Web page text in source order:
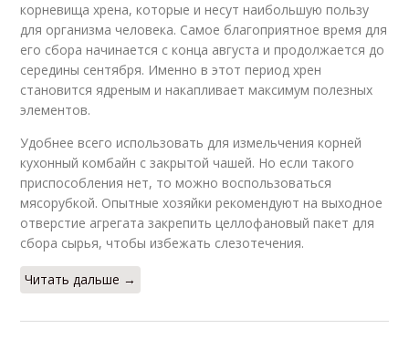
корневища хрена, которые и несут наибольшую пользу
для организма человека. Самое благоприятное время для
его сбора начинается с конца августа и продолжается до
середины сентября. Именно в этот период хрен
становится ядреным и накапливает максимум полезных
элементов.
Удобнее всего использовать для измельчения корней
кухонный комбайн с закрытой чашей. Но если такого
приспособления нет, то можно воспользоваться
мясорубкой. Опытные хозяйки рекомендуют на выходное
отверстие агрегата закрепить целлофановый пакет для
сбора сырья, чтобы избежать слезотечения.
Читать дальше →